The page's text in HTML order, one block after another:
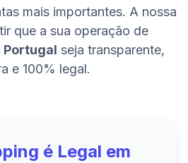
mais importantes. A nossa
que a sua operação de
Portugal seja transparente,
e 100% legal.
é Legal em